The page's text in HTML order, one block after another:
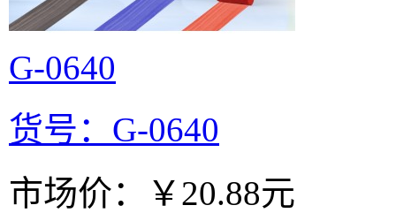
G-0640
货号：G-0640
市场价：
￥20.88元